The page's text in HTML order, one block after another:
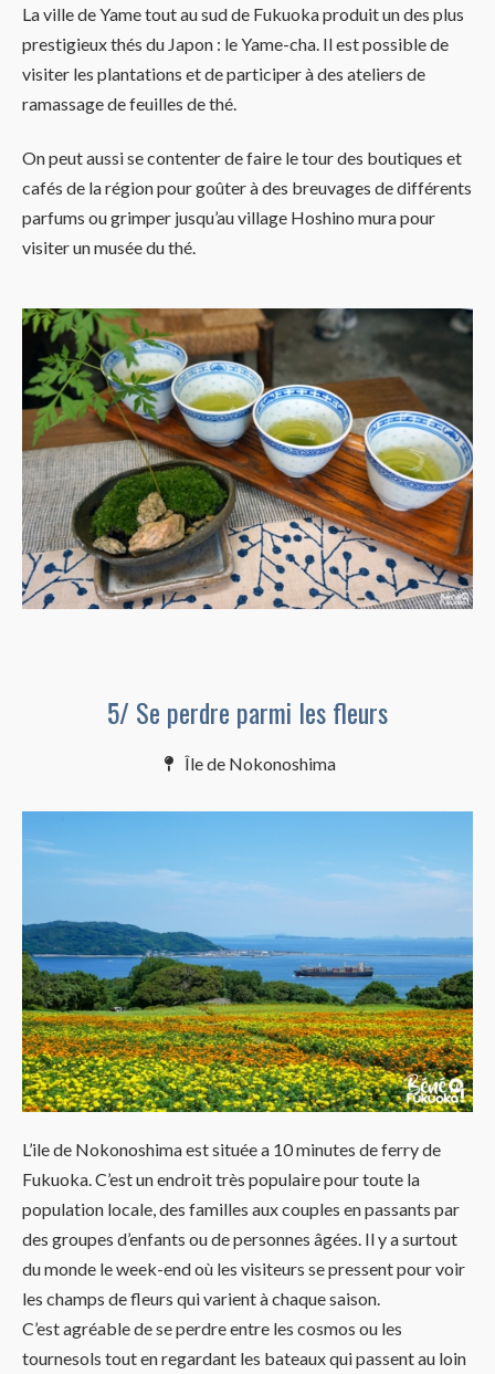
La ville de Yame tout au sud de Fukuoka produit un des plus
prestigieux thés du Japon : le Yame-cha. Il est possible de
visiter les plantations et de participer à des ateliers de
ramassage de feuilles de thé.
On peut aussi se contenter de faire le tour des boutiques et
cafés de la région pour goûter à des breuvages de différents
parfums ou grimper jusqu’au village Hoshino mura pour
visiter un musée du thé.
5/ Se perdre parmi les fleurs
Île de Nokonoshima
L’ile de Nokonoshima est située a 10 minutes de ferry de
Fukuoka. C’est un endroit très populaire pour toute la
population locale, des familles aux couples en passants par
des groupes d’enfants ou de personnes âgées. Il y a surtout
du monde le week-end où les visiteurs se pressent pour voir
les champs de fleurs qui varient à chaque saison.
C’est agréable de se perdre entre les cosmos ou les
tournesols tout en regardant les bateaux qui passent au loin